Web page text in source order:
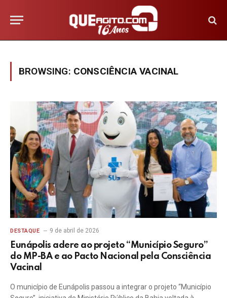
BROWSING: CONSCIÊNCIA VACINAL
DESTAQUE 9 de abril de 2026
Eunápolis adere ao projeto “Município Seguro”
do MP-BA e ao Pacto Nacional pela Consciência
Vacinal
O município de Eunápolis passou a integrar o projeto “Município